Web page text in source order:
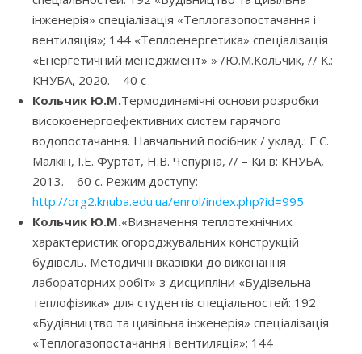
інженерія» спеціалізація «Теплогазопостачання і
вентиляція»; 144 «Теплоенергетика» спеціалізація
«Енергетичний менеджмент» » /Ю.М.Кольчик, // К.:
КНУБА, 2020. – 40 с
Кольчик Ю.М.Термодинамічні основи розробки
високоенергоефективних систем гарячого
водопостачання. Навчальний посібник / уклад.: Е.С.
Малкін, І.Е. Фуртат, Н.В. Чепурна, // – Київ: КНУБА,
2013. – 60 с. Режим доступу:
http://org2.knuba.edu.ua/enrol/index.php?id=995
Кольчик Ю.М.«Визначення теплотехнічних
характеристик огороджувальних конструкцій
будівель. Методичні вказівки до виконання
лабораторних робіт» з дисципліни «Будівельна
теплофізика» для студентів спеціальностей: 192
«Будівництво та цивільна інженерія» спеціалізація
«Теплогазопостачання і вентиляція»; 144